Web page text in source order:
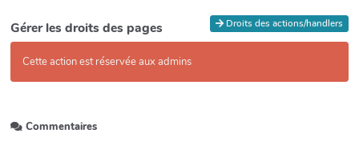
Droits des actions/handlers
Gérer les droits des pages
Cette action est réservée aux admins
Commentaires